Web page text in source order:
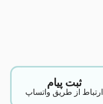
ثبت پیام
ارتباط از طریق واتساپ